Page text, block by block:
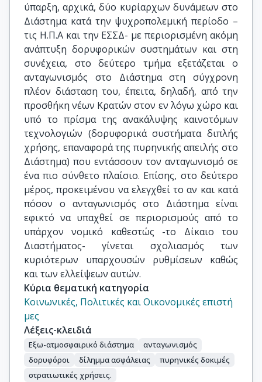
ύπαρξη, αρχικά, δύο κυρίαρχων δυνάμεων στο
Διάστημα κατά την ψυχροπολεμική περίοδο –
τις Η.Π.Α και την ΕΣΣΔ- με περιορισμένη ακόμη
ανάπτυξη δορυφορικών συστημάτων και στη
συνέχεια, στο δεύτερο τμήμα εξετάζεται ο
ανταγωνισμός στο Διάστημα στη σύγχρονη
πλέον διάσταση του, έπειτα, δηλαδή, από την
προσθήκη νέων Κρατών στον εν λόγω χώρο και
υπό το πρίσμα της ανακάλυψης καινοτόμων
τεχνολογιών (δορυφορικά συστήματα διπλής
χρήσης, επαναφορά της πυρηνικής απειλής στο
Διάστημα) που εντάσσουν τον ανταγωνισμό σε
ένα πιο σύνθετο πλαίσιο. Επίσης, στο δεύτερο
μέρος, προκειμένου να ελεγχθεί το αν και κατά
πόσον ο ανταγωνισμός στο Διάστημα είναι
εφικτό να υπαχθεί σε περιορισμούς από το
υπάρχον νομικό καθεστώς -το Δίκαιο του
Διαστήματος- γίνεται σχολιασμός των
κυριότερων υπαρχουσών ρυθμίσεων καθώς
και των ελλείψεων αυτών.
Κύρια θεματική κατηγορία
Κοινωνικές, Πολιτικές και Οικονομικές επιστή
μες
Λέξεις-κλειδιά
Εξω-ατμοσφαιρικό διάστημα
ανταγωνισμός
δορυφόροι
δίλημμα ασφάλειας
πυρηνικές δοκιμές
στρατιωτικές χρήσεις.